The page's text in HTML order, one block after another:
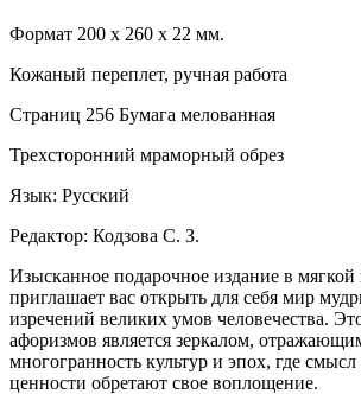
Формат 200 х 260 х 22 мм.
Кожаный переплет, ручная работа
Страниц 256 Бумага мелованная
Трехсторонний мраморный обрез
Язык: Русский
Редактор: Кодзова С. З.
Изысканное подарочное издание в
приглашает вас открыть для себя мир
изречений великих умов человечества.
афоризмов является зеркалом,
многогранность культур и эпох, где
ценности обретают свое воплощение.